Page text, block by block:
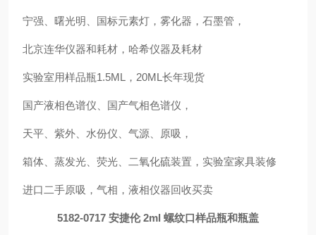
宁强、曙光明、国标元素灯，雾化器，石墨管，
北京连华仪器和耗材，哈希仪器及耗材
实验室用样品瓶1.5ML，20ML长年现货
国产液相色谱仪、国产气相色谱仪，
天平、紫外、水份仪、气源、原吸，
箱体、蒸发光、荧光、二氧化硫装置，实验室家具装修
进口二手原吸，气相，液相仪器回收买卖
5182-0717 安捷伦 2ml 螺纹口样品瓶和瓶盖